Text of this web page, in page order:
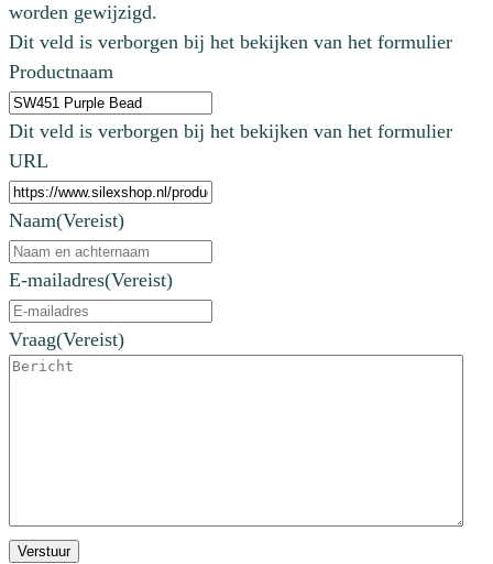
worden gewijzigd.
Dit veld is verborgen bij het bekijken van het formulier
Productnaam
Dit veld is verborgen bij het bekijken van het formulier
URL
Naam(Vereist)
E-mailadres(Vereist)
Vraag(Vereist)
Verstuur